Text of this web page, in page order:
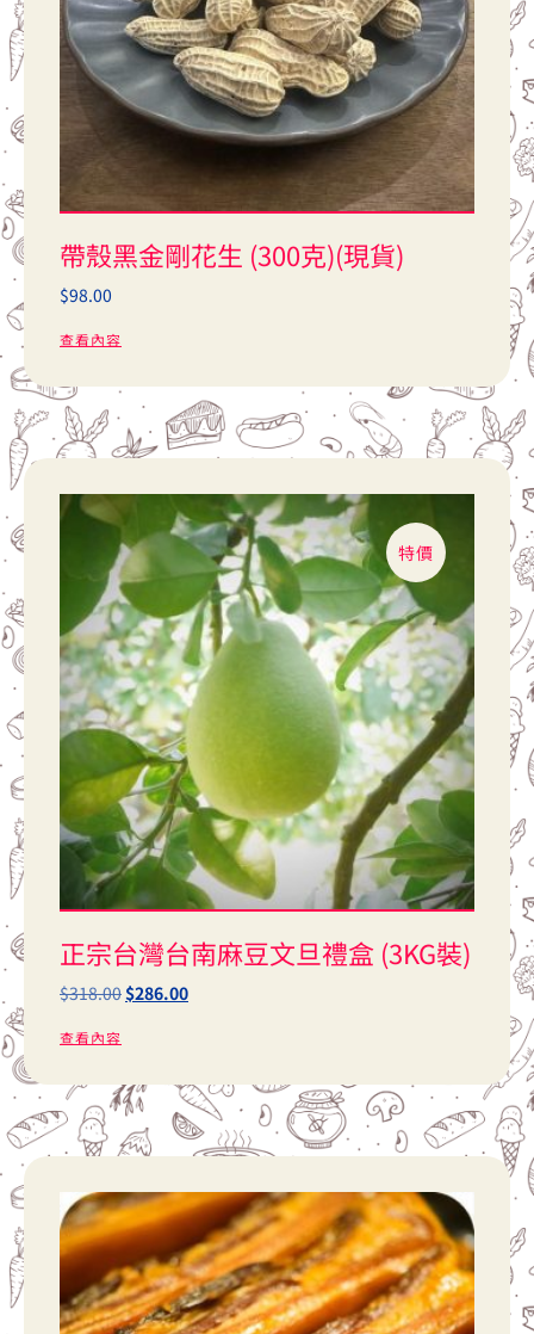
帶殼黑金剛花生 (300克)(現貨)
$98.00
查看內容
特價
正宗台灣台南麻豆文旦禮盒 (3KG裝)
$318.00$286.00
查看內容